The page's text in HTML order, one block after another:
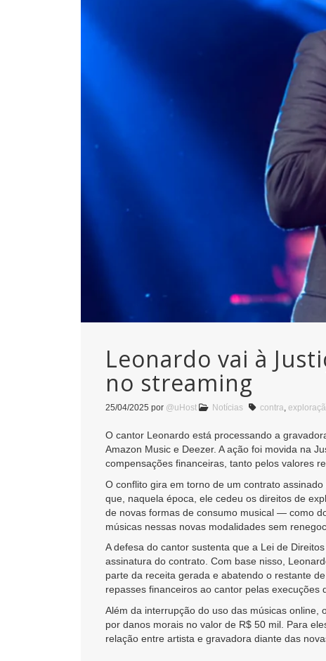
Leonardo vai à
no streaming
25/04/2025 por @uHost Notícias contra,
O cantor Leonardo está processando a
Amazon Music e Deezer. A ação foi movida na
compensações financeiras, tanto pelos valores
O conflito gira em torno de um contrato
que, naquela época, ele cedeu os direitos de
de novas formas de consumo musical — como
músicas nessas novas modalidades sem
A defesa do cantor sustenta que a Lei de
assinatura do contrato. Com base nisso,
parte da receita gerada e abatendo o restante
repasses financeiros ao cantor pelas execuções
Além da interrupção do uso das músicas
por danos morais no valor de R$ 50 mil. Para
relação entre artista e gravadora diante das